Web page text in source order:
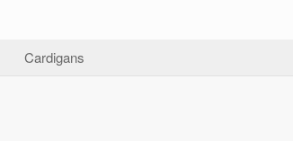
Cardigans